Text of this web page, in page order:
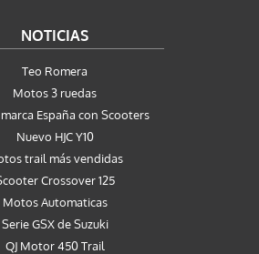
NOTICIAS
Teo Romera
Motos 3 ruedas
España con Scooters
Nuevo HJC Y10
trail más vendidas
Crossover 125
Motos Automaticas
Serie GSX de Suzuki
QJ Motor 450 Trail